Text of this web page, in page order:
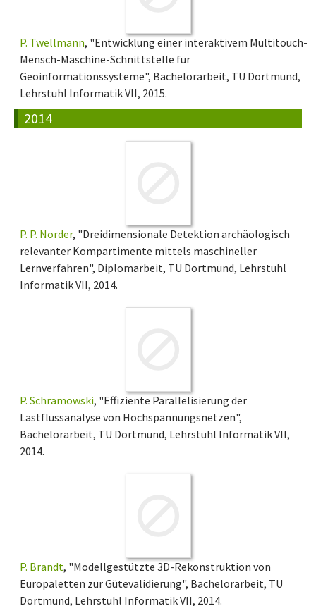
P. Twellmann, "Entwicklung einer interaktivem Multitouch-
Mensch-Maschine-Schnittstelle für
Geoinformationssysteme", Bachelorarbeit, TU Dortmund,
Lehrstuhl Informatik VII, 2015.
2014
P. P. Norder, "Dreidimensionale Detektion archäologisch
relevanter Kompartimente mittels maschineller
Lernverfahren", Diplomarbeit, TU Dortmund, Lehrstuhl
Informatik VII, 2014.
P. Schramowski, "Effiziente Parallelisierung der
Lastflussanalyse von Hochspannungsnetzen",
Bachelorarbeit, TU Dortmund, Lehrstuhl Informatik VII,
2014.
P. Brandt, "Modellgestützte 3D-Rekonstruktion von
Europaletten zur Gütevalidierung", Bachelorarbeit, TU
Dortmund, Lehrstuhl Informatik VII, 2014.